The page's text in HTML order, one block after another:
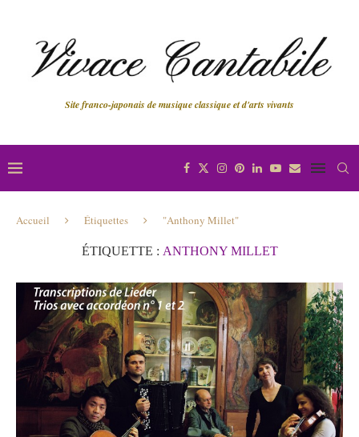
Site franco-japonais de musique classique et d'arts vivants
Accueil Étiquettes "Anthony Millet"
ÉTIQUETTE : ANTHONY MILLET